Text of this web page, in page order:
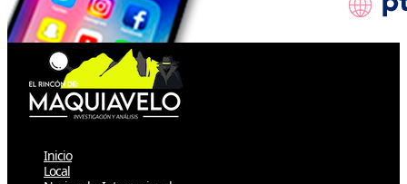
Inicio
Local